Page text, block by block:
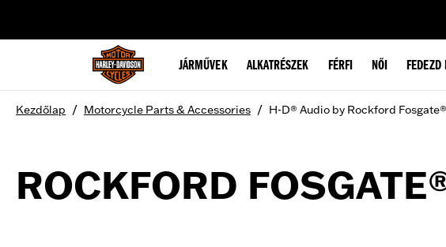
JÁRMŰVEK ALKATRÉSZEK FÉRFI NŐI FEDEZD
Kezdőlap / Motorcycle Parts & Accessories / H-D® Audio by Rockford Fosgate®
ROCKFORD